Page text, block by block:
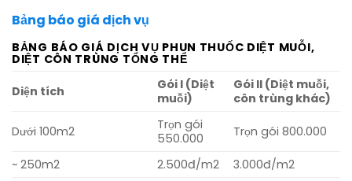
Bảng báo giá dịch vụ
BẢNG BÁO GIÁ DỊCH VỤ PHUN THUỐC DIỆT MUỖI,
DIỆT CÔN TRÙNG TỔNG THỂ
Diện tích
Gói I (Diệt
muỗi)
Gói II (Diệt muỗi,
côn trùng khác)
Dưới 100m2
Trọn gói
550.000
Trọn gói 800.000
~ 250m2 2.500đ/m2
3.000đ/m2